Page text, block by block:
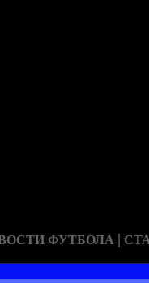
ФУТБОЛА |